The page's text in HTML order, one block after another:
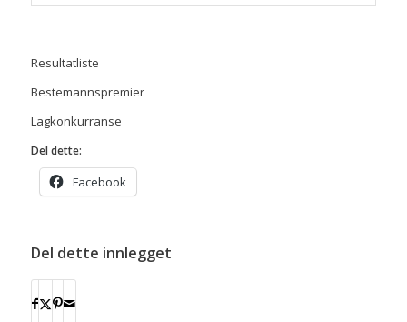
Resultatliste
Bestemannspremier
Lagkonkurranse
Del dette:
Facebook
Del dette innlegget